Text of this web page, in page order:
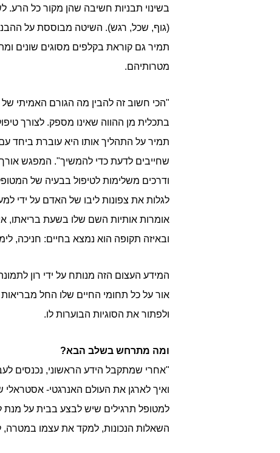
בשינוי תבניות חשיבה שהן מקור כל
(גוף, שכל, רגש). השיטה מבוססת על ההבנה
תמיר גם קוראת בקלפים מסוגים שונים
מטרותיהם.
"הכי חשוב זה להבין מה הגורם האמיתי
בתכלית מן ההווה שאינו מספק. לצורך
תמיר על התהליך אותו היא עוברת ביחד
שחייבים לדעת כדי להמשיך". המפגש
ודרכים משלימות לטיפול בבעיה של
אומרות אותיות השם שלו בשעת בריאתו,
ובאיזה תקופה הוא נמצא בחיים: חניכה,
המידע העצום הזה מנותח על ידי רון
אור על כל תחומי החיים שלו החל
ולפתור את הסוגיות הבוערות לו.
ומה מתרחש בשלב הבא?
"אחרי שמתקבל הידע הראשוני, נכנסים
ואיך לארגן את העולם האנרגטי-
למטופל תרגילים שיש לבצע בבית על מנת
השאלות הנכונות, למקד את עצמו במטרה,